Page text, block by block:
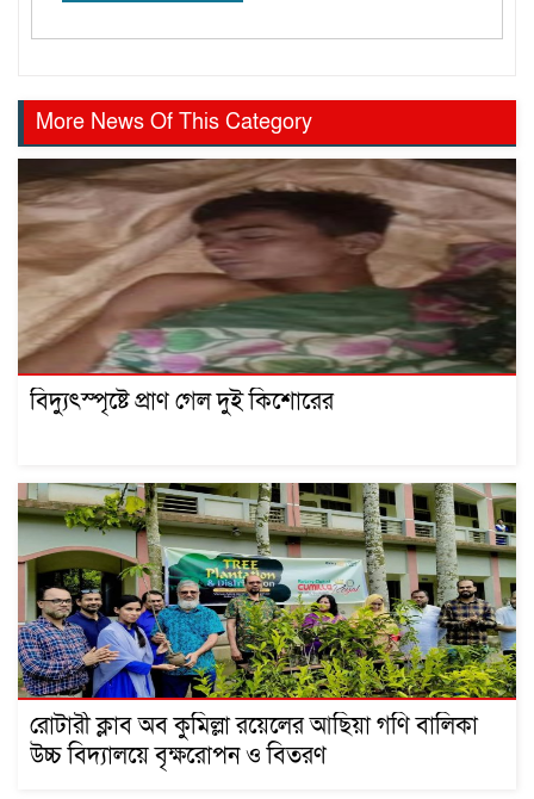
More News Of This Category
বিদ্যুৎস্পৃষ্টে প্রাণ গেল দুই কিশোরের
রোটারী ক্লাব অব কুমিল্লা রয়েলের আছিয়া গণি বালিকা
উচ্চ বিদ্যালয়ে বৃক্ষরোপন ও বিতরণ